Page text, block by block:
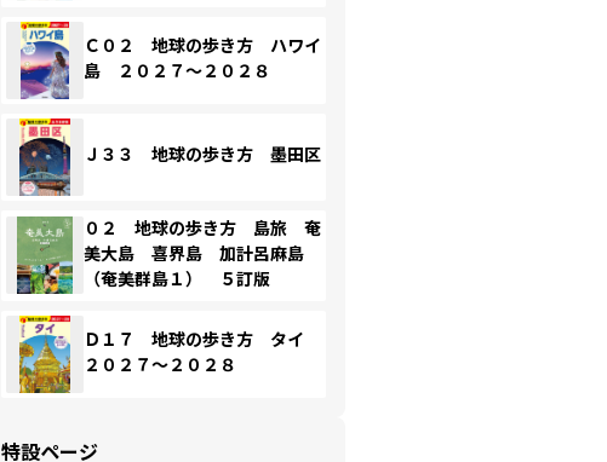
Ｃ０２ 地球の歩き方 ハワイ
島 ２０２７～２０２８
Ｊ３３ 地球の歩き方 墨田区
０２ 地球の歩き方 島旅 奄
美大島 喜界島 加計呂麻島
（奄美群島１） ５訂版
Ｄ１７ 地球の歩き方 タイ
２０２７～２０２８
特設ページ